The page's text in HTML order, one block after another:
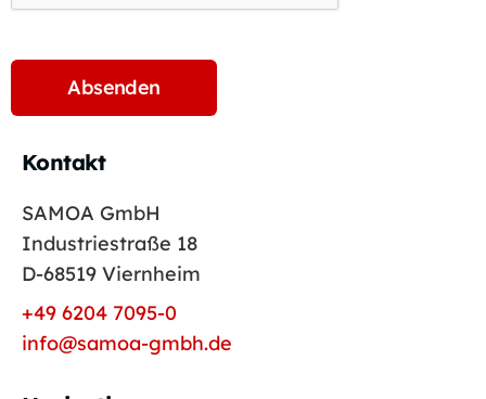
Kontakt
SAMOA GmbH
Industriestraße 18
D-68519 Viernheim
+49 6204 7095-0
info@samoa-gmbh.de